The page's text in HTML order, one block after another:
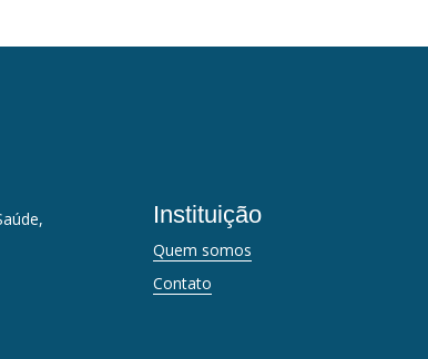
Instituição
Quem somos
Contato